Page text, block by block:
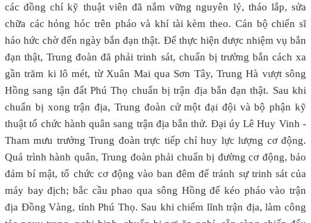
các đồng chí kỹ thuật viên đã nắm vững nguyên lý, tháo lắp, sửa
chữa các hỏng hóc trên pháo và khí tài kèm theo. Cán bộ chiến sĩ
háo hức chờ đến ngày bắn đạn thật. Để thực hiện được nhiệm vụ bắn
đạn thật, Trung đoàn đã phải trinh sát, chuẩn bị trường bắn cách xa
gần trăm ki lô mét, từ Xuân Mai qua Sơn Tây, Trung Hà vượt sông
Hồng sang tận đất Phú Thọ chuẩn bị trận địa bắn đạn thật. Sau khi
chuẩn bị xong trận địa, Trung đoàn cử một đại đội và bộ phận kỹ
thuật tổ chức hành quân sang trận địa bắn thử. Đại úy Lê Huy Vinh -
Tham mưu trưởng Trung đoàn trực tiếp chỉ huy lực lượng cơ động.
Quá trình hành quân, Trung đoàn phải chuẩn bị đường cơ động, bảo
đảm bí mật, tổ chức cơ động vào ban đêm để tránh sự trinh sát của
máy bay địch; bắc cầu phao qua sông Hồng để kéo pháo vào trận
địa Đồng Vàng, tỉnh Phú Thọ. Sau khi chiếm lĩnh trận địa, làm công